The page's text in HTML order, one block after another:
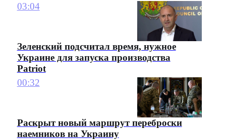
03:04
Зеленский подсчитал время, нужное
Украине для запуска производства
Patriot
00:32
Раскрыт новый маршрут переброски
наемников на Украину